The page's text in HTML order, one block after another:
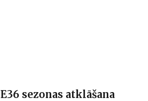
E36 sezonas atklāšana